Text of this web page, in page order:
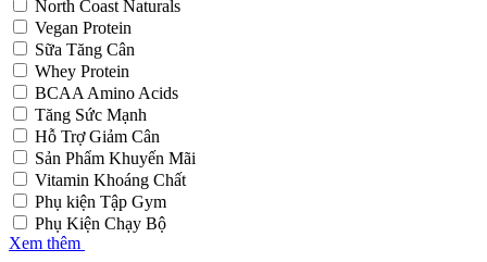
North Coast Naturals
Vegan Protein
Sữa Tăng Cân
Whey Protein
BCAA Amino Acids
Tăng Sức Mạnh
Hỗ Trợ Giảm Cân
Sản Phẩm Khuyến Mãi
Vitamin Khoáng Chất
Phụ kiện Tập Gym
Phụ Kiện Chạy Bộ
Xem thêm